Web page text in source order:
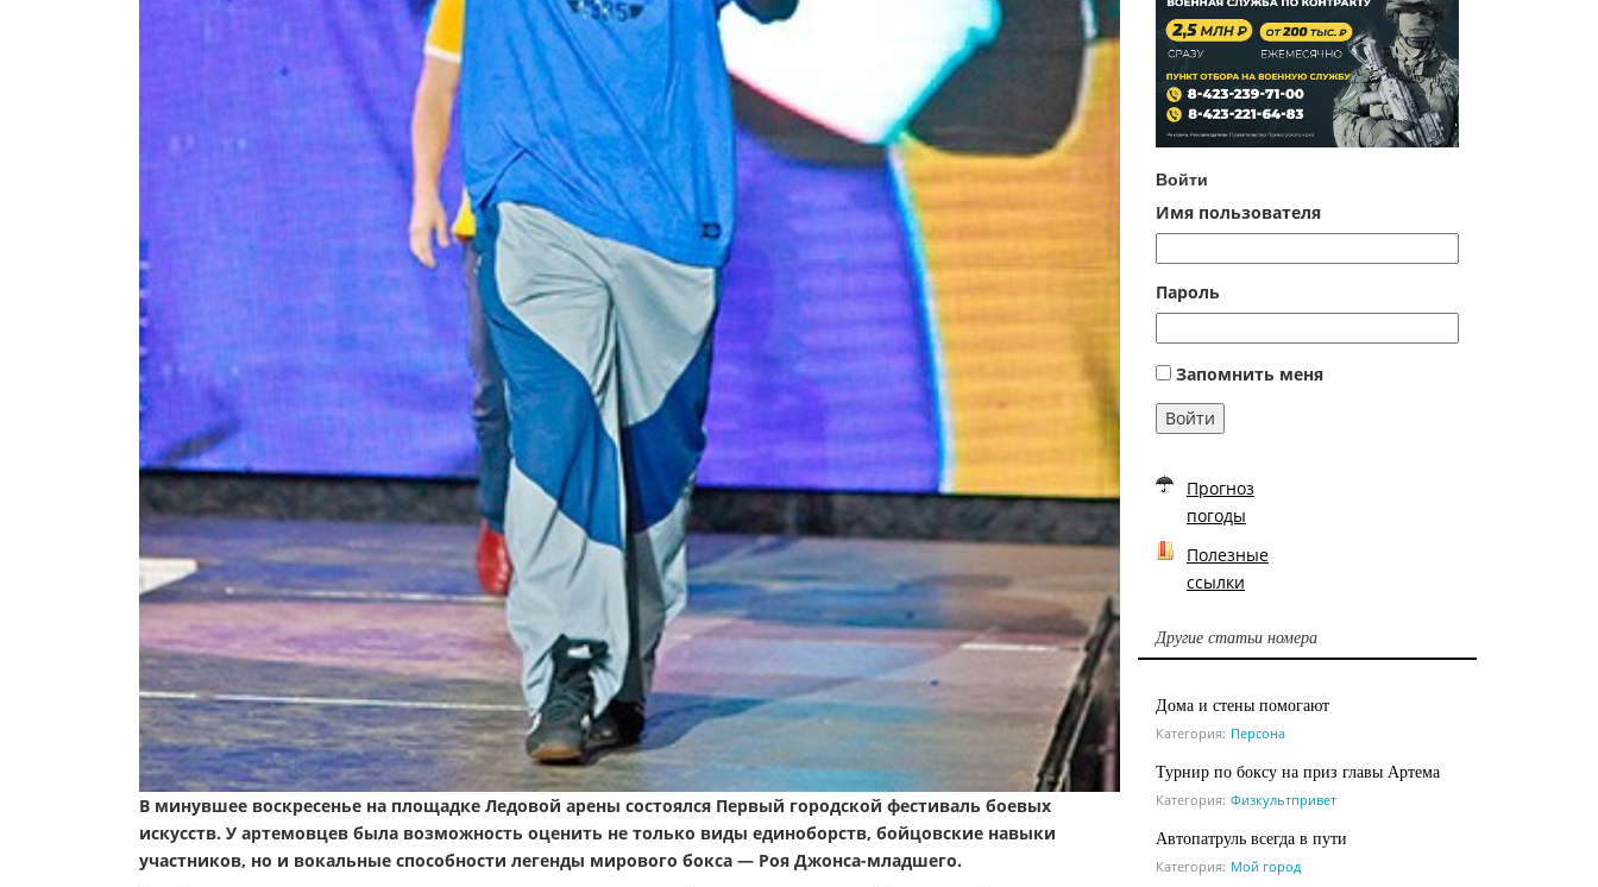
В минувшее воскресенье на площадке Ледовой арены состоялся Первый городской фестиваль боевых
искусств. У артемовцев была возможность оценить не только виды единоборств, бойцовские навыки
участников, но и вокальные способности легенды мирового бокса — Роя Джонса-младшего.
Войти
Имя пользователя
Пароль
Запомнить меня
Войти
Прогноз
погоды
Полезные
ссылки
Другие статьи номера
Дома и стены помогают
Категория: Персона
Турнир по боксу на приз главы Артема
Категория: Физкультпривет
Автопатруль всегда в пути
Категория: Мой город